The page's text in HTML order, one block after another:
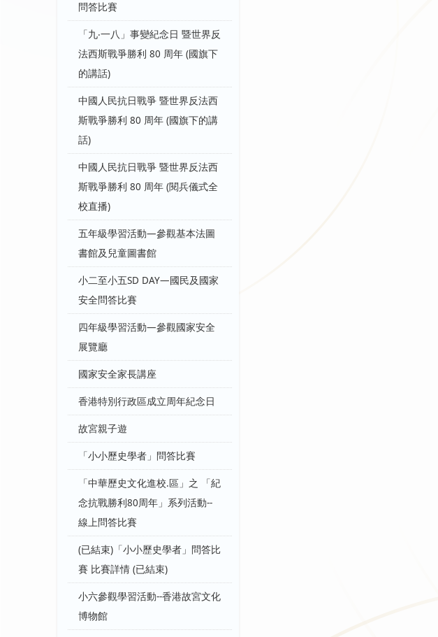
問答比賽
「九‧一八」事變紀念日 暨世界反
法西斯戰爭勝利 80 周年 (國旗下
的講話)
中國人民抗日戰爭 暨世界反法西
斯戰爭勝利 80 周年 (國旗下的講
話)
中國人民抗日戰爭 暨世界反法西
斯戰爭勝利 80 周年 (閱兵儀式全
校直播)
五年級學習活動—參觀基本法圖
書館及兒童圖書館
小二至小五SD DAY—國民及國家
安全問答比賽
四年級學習活動—參觀國家安全
展覽廳
國家安全家長講座
香港特別行政區成立周年紀念日
故宮親子遊
「小小歷史學者」問答比賽
「中華歷史文化進校.區」之 「紀
念抗戰勝利80周年」系列活動--
線上問答比賽
(已結束)「小小歷史學者」問答比
賽 比賽詳情 (已結束)
小六參觀學習活動--香港故宮文化
博物館